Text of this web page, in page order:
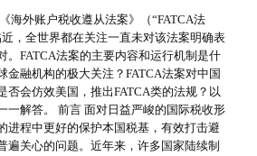
海外账户税收遵从法案》（“FATCA法
，全世界都在关注一直未对该法案明确表
。FATCA法案的主要内容和运行机制是什
金融机构的极大关注？FATCA法案对中国
否会仿效美国，推出FATCA类的法规？以
一解答。 前言 面对日益严峻的国际税收形
进程中更好的保护本国税基，有效打击避
遍关心的问题。近年来，许多国家陆续制